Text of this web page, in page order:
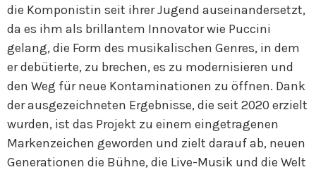
die Komponistin seit ihrer Jugend auseinandersetzt,
da es ihm als brillantem Innovator wie Puccini
gelang, die Form des musikalischen Genres, in dem
er debütierte, zu brechen, es zu modernisieren und
den Weg für neue Kontaminationen zu öffnen. Dank
der ausgezeichneten Ergebnisse, die seit 2020 erzielt
wurden, ist das Projekt zu einem eingetragenen
Markenzeichen geworden und zielt darauf ab, neuen
Generationen die Bühne, die Live-Musik und die Welt